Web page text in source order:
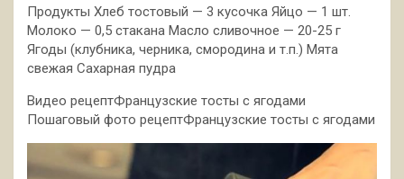
Продукты Хлеб тостовый — 3 кусочка Яйцо — 1 шт.
Молоко — 0,5 стакана Масло сливочное — 20-25 г
Ягоды (клубника, черника, смородина и т.п.) Мята
свежая Сахарная пудра
Видео рецептФранцузские тосты с ягодами
Пошаговый фото рецептФранцузские тосты с ягодами